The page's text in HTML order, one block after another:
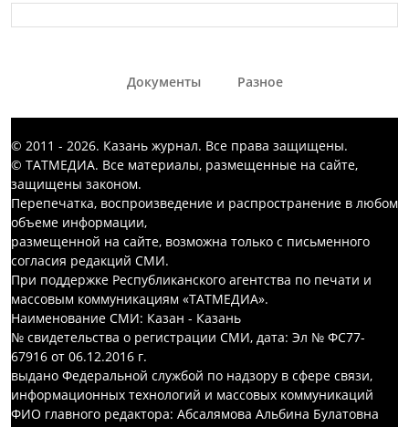
Документы Разное
© 2011 - 2026. Казань журнал. Все права защищены.
© ТАТМЕДИА. Все материалы, размещенные на сайте,
защищены законом.
Перепечатка, воспроизведение и распространение в любом
объеме информации,
размещенной на сайте, возможна только с письменного
согласия редакций СМИ.
При поддержке Республиканского агентства по печати и
массовым коммуникациям «ТАТМЕДИА».
Наименование СМИ: Казан - Казань
№ свидетельства о регистрации СМИ, дата: Эл № ФС77-
67916 от 06.12.2016 г.
выдано Федеральной службой по надзору в сфере связи,
информационных технологий и массовых коммуникаций
ФИО главного редактора: Абсалямова Альбина Булатовна